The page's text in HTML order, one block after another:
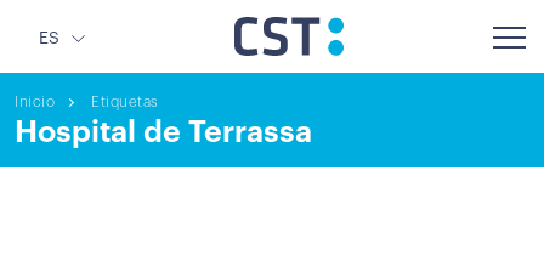
ES
Inicio Etiquetas
Hospital de Terrassa